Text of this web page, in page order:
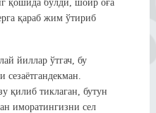
қошида бўлди, шоир оға
қараб жим ўтириб
йиллар ўтгач, бу
сезаётгандекман.
қилиб тиклаган, бутун
иморатингизни сел